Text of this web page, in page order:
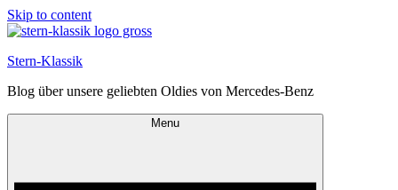
Skip to content
Stern-Klassik
Blog über unsere geliebten Oldies von Mercedes-Benz
Menu